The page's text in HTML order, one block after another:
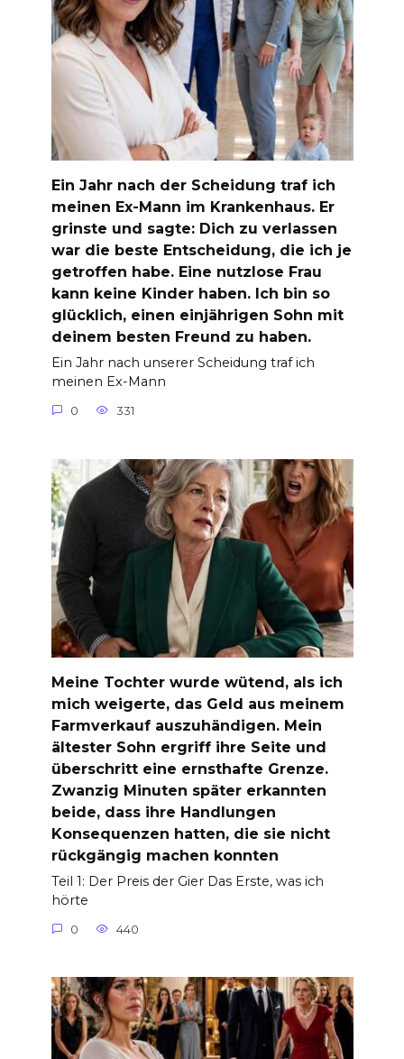
Ein Jahr nach der Scheidung traf ich
meinen Ex-Mann im Krankenhaus. Er
grinste und sagte: Dich zu verlassen
war die beste Entscheidung, die ich je
getroffen habe. Eine nutzlose Frau
kann keine Kinder haben. Ich bin so
glücklich, einen einjährigen Sohn mit
deinem besten Freund zu haben.
Ein Jahr nach unserer Scheidung traf ich
meinen Ex-Mann
0 331
Meine Tochter wurde wütend, als ich
mich weigerte, das Geld aus meinem
Farmverkauf auszuhändigen. Mein
ältester Sohn ergriff ihre Seite und
überschritt eine ernsthafte Grenze.
Zwanzig Minuten später erkannten
beide, dass ihre Handlungen
Konsequenzen hatten, die sie nicht
rückgängig machen konnten
Teil 1: Der Preis der Gier Das Erste, was ich
hörte
0 440